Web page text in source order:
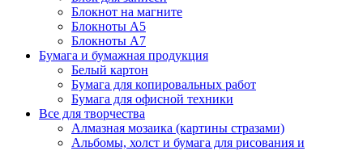
Блокнот на магните
Блокноты А5
Блокноты А7
Бумага и бумажная продукция
Белый картон
Бумага для копировальных работ
Бумага для офисной техники
Все для творчества
Алмазная мозаика (картины стразами)
Альбомы, холст и бумага для рисования и